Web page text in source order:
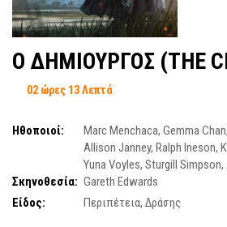
Ο ΔΗΜΙΟΥΡΓΟΣ (ΤΗΕ
02 ώρες 13 Λεπτά
Ηθοποιοί: Marc Menchaca, Gemma Chan,
Allison Janney, Ralph Ineson,
Yuna Voyles, Sturgill Simpson,
Σκηνοθεσία: Gareth Edwards
Είδος:
Περιπέτεια, Δράσης